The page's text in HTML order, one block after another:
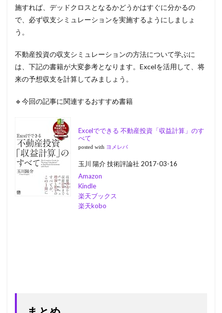
施すれば、デッドクロスとなるかどうかはすぐに分かるの
で、必ず収支シミュレーションを実施するようにしましょ
う。
不動産投資の収支シミュレーションの方法について学ぶに
は、下記の書籍が大変参考となります。Excelを活用して、将
来の予想収支を計算してみましょう。
🔹今回の記事に関連するおすすめ書籍
Excelでできる 不動産投資「収益計算」のす
べて
posted with ヨメレバ
玉川 陽介 技術評論社 2017-03-16
Amazon
Kindle
楽天ブックス
楽天kobo